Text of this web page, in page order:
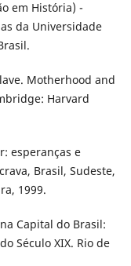
em História) -
da Universidade
Motherhood and
Harvard
esperanças e
Brasil, Sudeste,
1999.
na Capital do Brasil:
Século XIX. Rio de